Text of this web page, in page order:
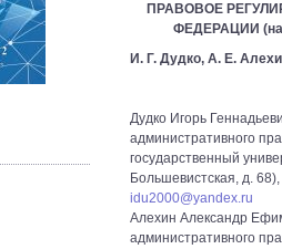
ПРАВОВОЕ
ФЕДЕРАЦИИ (на
И. Г. Дудко, А. Е.
Дудко Игорь
административного
государственный
Большевистская, д.
idu2000@yandex.ru
Алехин Александр
административного